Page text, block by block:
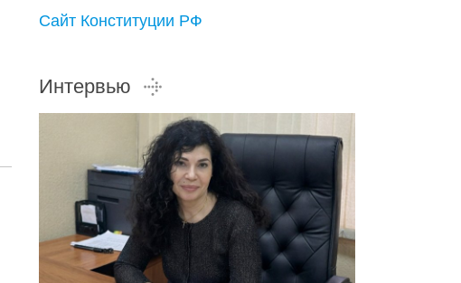
Сайт Конституции РФ
Интервью